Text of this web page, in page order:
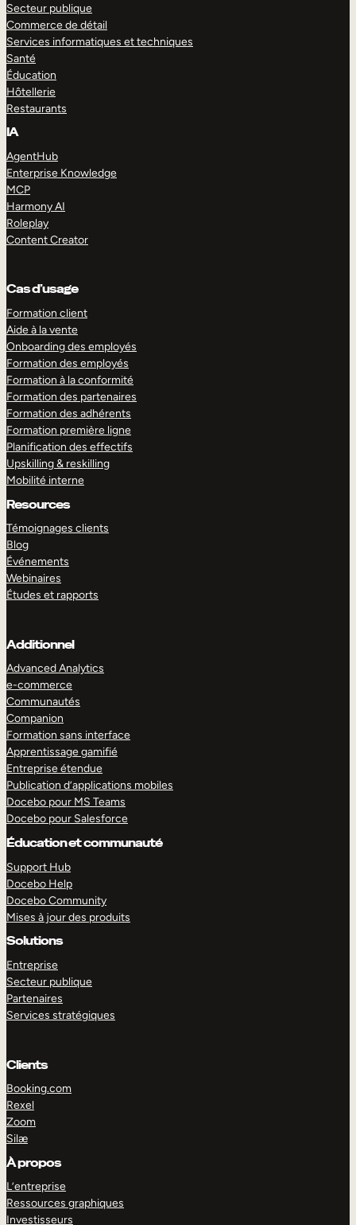
Secteur publique
Commerce de détail
Services informatiques et techniques
Santé
Éducation
Hôtellerie
Restaurants
IA
AgentHub
Enterprise Knowledge
MCP
Harmony AI
Roleplay
Content Creator
Cas d’usage
Formation client
Aide à la vente
Onboarding des employés
Formation des employés
Formation à la conformité
Formation des partenaires
Formation des adhérents
Formation première ligne
Planification des effectifs
Upskilling & reskilling
Mobilité interne
Resources
Témoignages clients
Blog
Événements
Webinaires
Études et rapports
Additionnel
Advanced Analytics
e-commerce
Communautés
Companion
Formation sans interface
Apprentissage gamifié
Entreprise étendue
Publication d’applications mobiles
Docebo pour MS Teams
Docebo pour Salesforce
Éducation et communauté
Support Hub
Docebo Help
Docebo Community
Mises à jour des produits
Solutions
Entreprise
Secteur publique
Partenaires
Services stratégiques
Clients
Booking.com
Rexel
Zoom
Silæ
À propos
L’entreprise
Ressources graphiques
Investisseurs